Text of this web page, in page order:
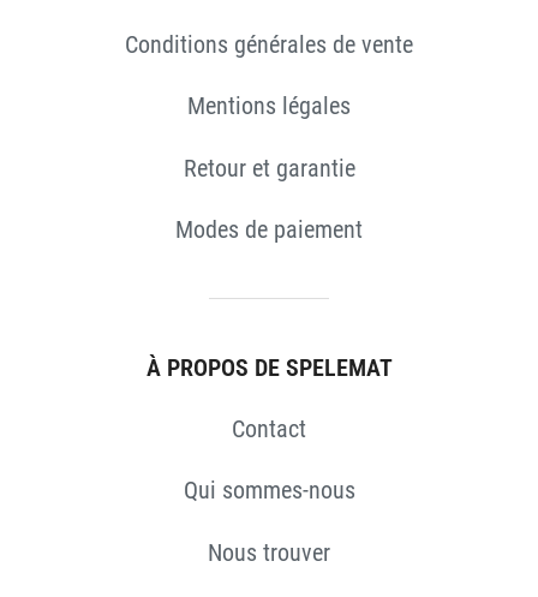
Conditions générales de vente
Mentions légales
Retour et garantie
Modes de paiement
À PROPOS DE SPELEMAT
Contact
Qui sommes-nous
Nous trouver